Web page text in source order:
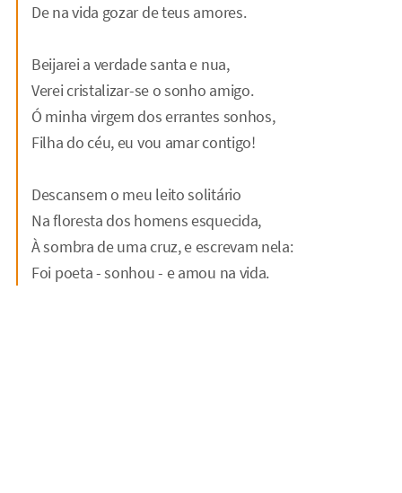
De na vida gozar de teus amores.
Beijarei a verdade santa e nua,
Verei cristalizar-se o sonho amigo.
Ó minha virgem dos errantes sonhos,
Filha do céu, eu vou amar contigo!
Descansem o meu leito solitário
Na floresta dos homens esquecida,
À sombra de uma cruz, e escrevam nela:
Foi poeta - sonhou - e amou na vida.